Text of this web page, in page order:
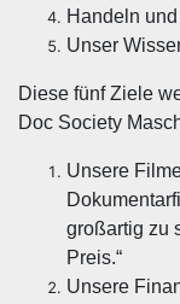
Handeln
Unser
Diese fünf Ziele
Doc Society
Unsere
großartig zu
Preis.“
Unsere